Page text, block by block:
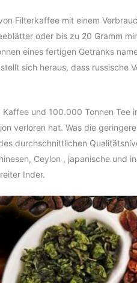
Filterkaffee mit einem
oder bis zu 20 Gramm
eines fertigen Getränks
sich heraus, dass russische
und 100.000 Tonnen
verloren hat. Was die
durchschnittlichen
Ceylon , japanische
Inder.